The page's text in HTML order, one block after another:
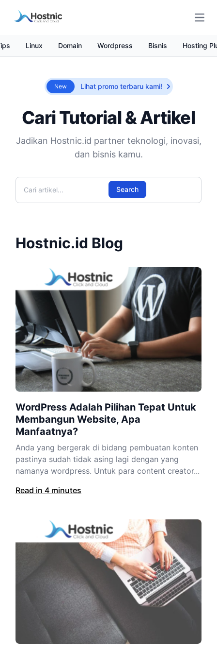
Linux Domain Wordpress Bisnis Hosting
New Lihat promo terbaru kami!
Cari Tutorial & Artikel
Jadikan Hostnic.id partner teknologi, inovasi,
dan bisnis kamu.
Cari artikel
Search
Hostnic.id Blog
WordPress Adalah Pilihan Tepat Untuk
Membangun Website, Apa
Manfaatnya?
Anda yang bergerak di bidang pembuatan konten
pastinya sudah tidak asing lagi dengan yang
namanya wordpress. Untuk para content creator...
Read in 4 minutes